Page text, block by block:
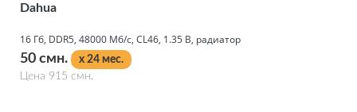
Dahua
16 Гб, DDR5, 48000 Мб/с, CL46, 1.35 В, радиатор
50 смн.
x 24 мес.
Цена 915 смн.